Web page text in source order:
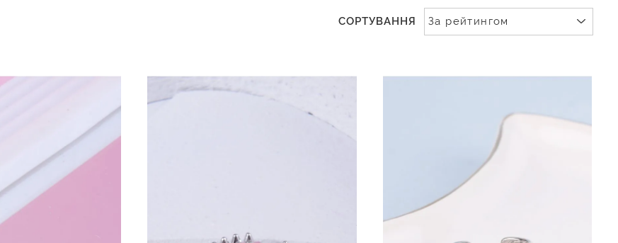
СОРТУВАННЯ